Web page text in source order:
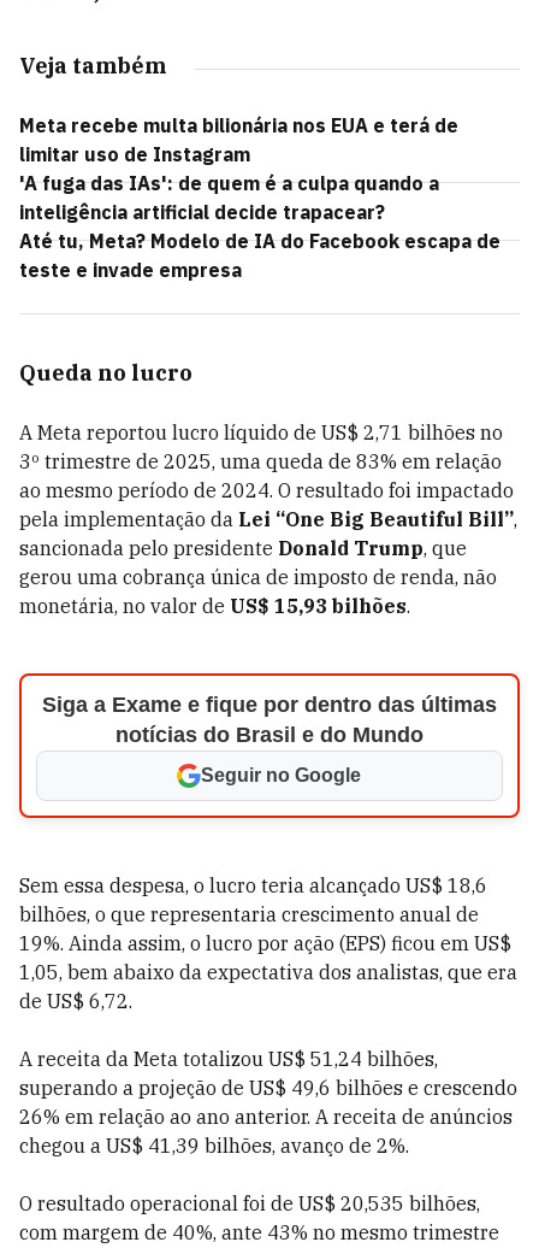
Veja também
Meta recebe multa bilionária nos EUA e terá de
limitar uso de Instagram
'A fuga das IAs': de quem é a culpa quando a
inteligência artificial decide trapacear?
Até tu, Meta? Modelo de IA do Facebook escapa de
teste e invade empresa
Queda no lucro
A Meta reportou lucro líquido de US$ 2,71 bilhões no
3º trimestre de 2025, uma queda de 83% em relação
ao mesmo período de 2024. O resultado foi impactado
pela implementação da Lei “One Big Beautiful Bill”,
sancionada pelo presidente Donald Trump, que
gerou uma cobrança única de imposto de renda, não
monetária, no valor de US$ 15,93 bilhões.
Siga a Exame e fique por dentro das últimas
notícias do Brasil e do Mundo
Seguir no Google
Sem essa despesa, o lucro teria alcançado US$ 18,6
bilhões, o que representaria crescimento anual de
19%. Ainda assim, o lucro por ação (EPS) ficou em US$
1,05, bem abaixo da expectativa dos analistas, que era
de US$ 6,72.
A receita da Meta totalizou US$ 51,24 bilhões,
superando a projeção de US$ 49,6 bilhões e crescendo
26% em relação ao ano anterior. A receita de anúncios
chegou a US$ 41,39 bilhões, avanço de 2%.
O resultado operacional foi de US$ 20,535 bilhões,
com margem de 40%, ante 43% no mesmo trimestre